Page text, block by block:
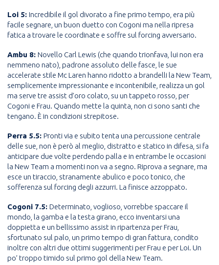
Loi 5: Incredibile il gol divorato a fine primo tempo, era più
facile segnare, un buon duetto con Cogoni ma nella ripresa
fatica a trovare le coordinate e soffre sul forcing avversario.
Ambu 8: Novello Carl Lewis (che quando trionfava, lui non era
nemmeno nato), padrone assoluto delle fasce, le sue
accelerate stile Mc Laren hanno ridotto a brandelli la New Team,
semplicemente impressionante e incontenibile, realizza un gol
ma serve tre assist d’oro colato, su un tappeto rosso, per
Cogoni e Frau. Quando mette la quinta, non ci sono santi che
tengano. È in condizioni strepitose.
Perra 5.5: Pronti via e subito tenta una percussione centrale
delle sue, non è però al meglio, distratto e statico in difesa, si fa
anticipare due volte perdendo palla e in entrambe le occasioni
la New Team a momenti non va a segno. Riprova a segnare, ma
esce un tiraccio, stranamente abulico e poco tonico, che
sofferenza sul forcing degli azzurri. La finisce azzoppato.
Cogoni 7.5: Determinato, voglioso, vorrebbe spaccare il
mondo, la gamba e la testa girano, ecco inventarsi una
doppietta e un bellissimo assist in ripartenza per Frau,
sfortunato sul palo, un primo tempo di gran fattura, condito
inoltre con altri due ottimi suggerimenti per Frau e per Loi. Un
po’ troppo timido sul primo gol della New Team.